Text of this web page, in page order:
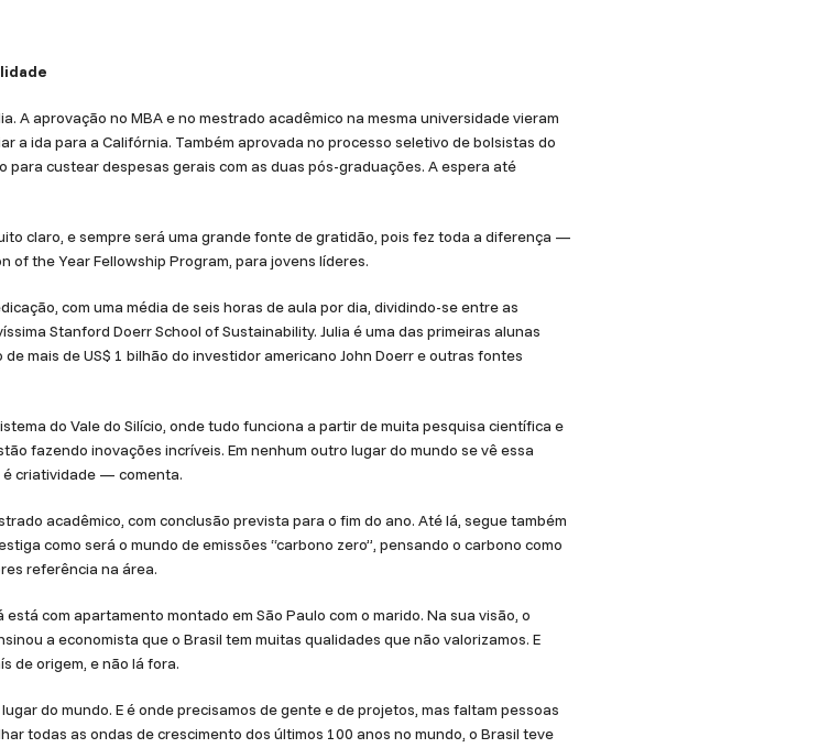
A aprovação no MBA e no mestrado acadêmico na mesma universidade vieram
a ida para a Califórnia. Também aprovada no processo seletivo de bolsistas do
custear despesas gerais com as duas pós-graduações. A espera até
claro, e sempre será uma grande fonte de gratidão, pois fez toda a diferença —
of the Year Fellowship Program, para jovens líderes.
com uma média de seis horas de aula por dia, dividindo-se entre as
Stanford Doerr School of Sustainability. Julia é uma das primeiras alunas
mais de US$ 1 bilhão do investidor americano John Doerr e outras fontes
do Vale do Silício, onde tudo funciona a partir de muita pesquisa científica e
fazendo inovações incríveis. Em nenhum outro lugar do mundo se vê essa
é criatividade — comenta.
acadêmico, com conclusão prevista para o fim do ano. Até lá, segue também
como será o mundo de emissões “carbono zero”, pensando o carbono como
referência na área.
com apartamento montado em São Paulo com o marido. Na sua visão, o
a economista que o Brasil tem muitas qualidades que não valorizamos. E
de origem, e não lá fora.
do mundo. E é onde precisamos de gente e de projetos, mas faltam pessoas
todas as ondas de crescimento dos últimos 100 anos no mundo, o Brasil teve